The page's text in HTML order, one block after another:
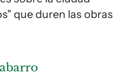
que duren las obras